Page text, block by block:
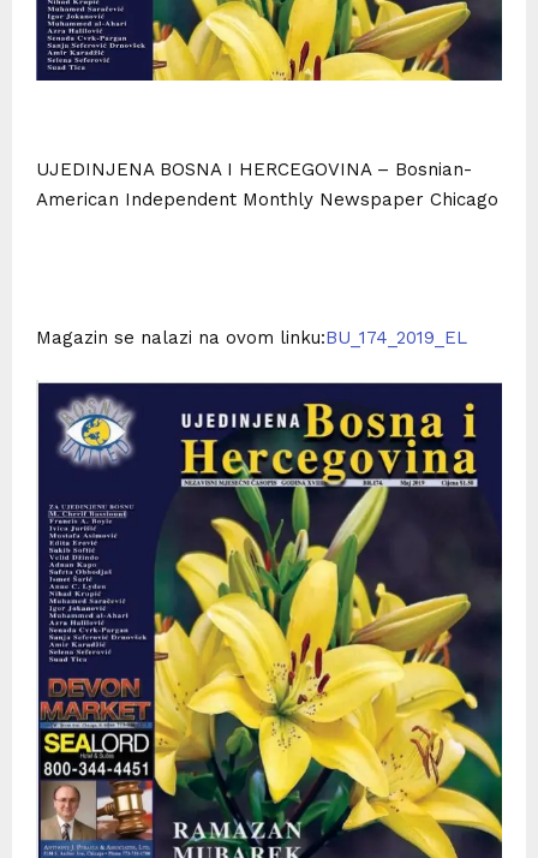
UJEDINJENA BOSNA I HERCEGOVINA – Bosnian-
American Independent Monthly Newspaper Chicago
Magazin se nalazi na ovom linku:BU_174_2019_EL